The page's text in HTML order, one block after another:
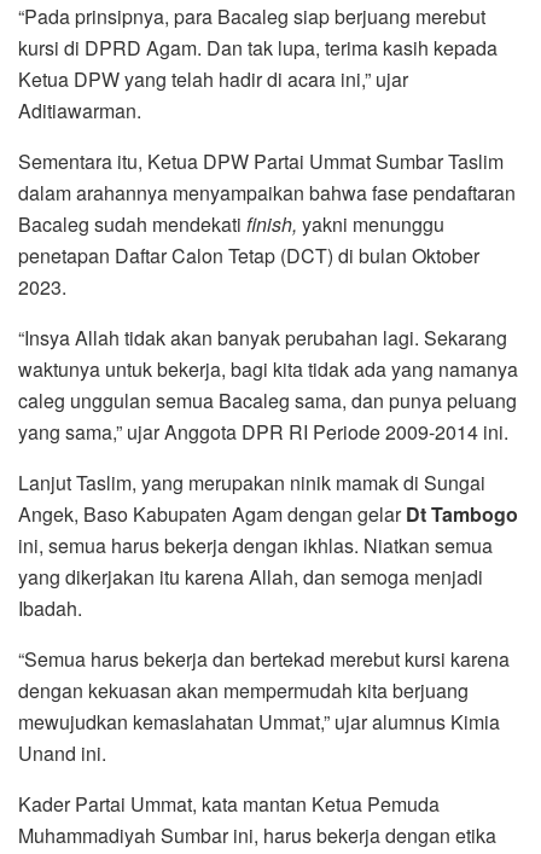
“Pada prinsipnya, para Bacaleg siap berjuang merebut
kursi di DPRD Agam. Dan tak lupa, terima kasih kepada
Ketua DPW yang telah hadir di acara ini,” ujar
Aditiawarman.
Sementara itu, Ketua DPW Partai Ummat Sumbar Taslim
dalam arahannya menyampaikan bahwa fase pendaftaran
Bacaleg sudah mendekati finish, yakni menunggu
penetapan Daftar Calon Tetap (DCT) di bulan Oktober
2023.
“Insya Allah tidak akan banyak perubahan lagi. Sekarang
waktunya untuk bekerja, bagi kita tidak ada yang namanya
caleg unggulan semua Bacaleg sama, dan punya peluang
yang sama,” ujar Anggota DPR RI Periode 2009-2014 ini.
Lanjut Taslim, yang merupakan ninik mamak di Sungai
Angek, Baso Kabupaten Agam dengan gelarDt Tambogo
ini, semua harus bekerja dengan ikhlas. Niatkan semua
yang dikerjakan itu karena Allah, dan semoga menjadi
Ibadah.
“Semua harus bekerja dan bertekad merebut kursi karena
dengan kekuasan akan mempermudah kita berjuang
mewujudkan kemaslahatan Ummat,” ujar alumnus Kimia
Unand ini.
Kader Partai Ummat, kata mantan Ketua Pemuda
Muhammadiyah Sumbar ini, harus bekerja dengan etika